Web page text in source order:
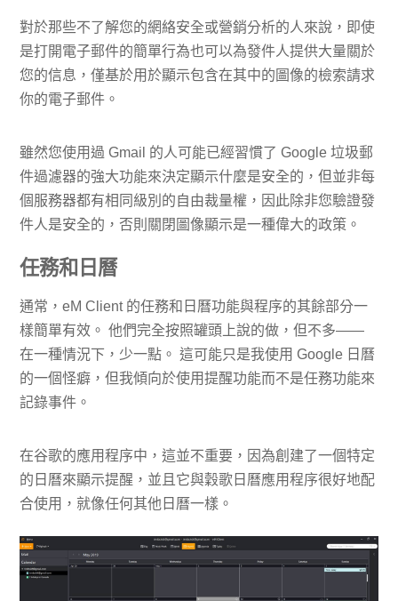
對於那些不了解您的網絡安全或營銷分析的人來說，即使
是打開電子郵件的簡單行為也可以為發件人提供大量關於
您的信息，僅基於用於顯示包含在其中的圖像的檢索請求
你的電子郵件。
雖然您使用過 Gmail 的人可能已經習慣了 Google 垃圾郵
件過濾器的強大功能來決定顯示什麼是安全的，但並非每
個服務器都有相同級別的自由裁量權，因此除非您驗證發
件人是安全的，否則關閉圖像顯示是一種偉大的政策。
任務和日曆
通常，eM Client 的任務和日曆功能與程序的其餘部分一
樣簡單有效。 他們完全按照罐頭上說的做，但不多——
在一種情況下，少一點。 這可能只是我使用 Google 日曆
的一個怪癖，但我傾向於使用提醒功能而不是任務功能來
記錄事件。
在谷歌的應用程序中，這並不重要，因為創建了一個特定
的日曆來顯示提醒，並且它與穀歌日曆應用程序很好地配
合使用，就像任何其他日曆一樣。